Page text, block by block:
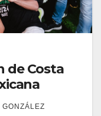
de Costa
GONZÁLEZ